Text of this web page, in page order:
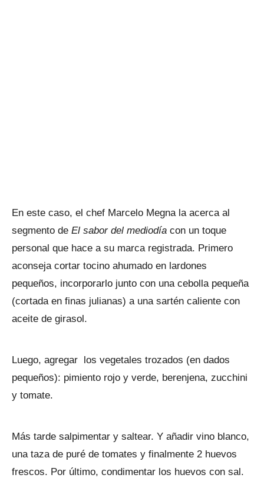
En este caso, el chef Marcelo Megna la acerca al
segmento de El sabor del mediodía con un toque
personal que hace a su marca registrada. Primero
aconseja cortar tocino ahumado en lardones
pequeños, incorporarlo junto con una cebolla pequeña
(cortada en finas julianas) a una sartén caliente con
aceite de girasol.
Luego, agregar los vegetales trozados (en dados
pequeños): pimiento rojo y verde, berenjena, zucchini
y tomate.
Más tarde salpimentar y saltear. Y añadir vino blanco,
una taza de puré de tomates y finalmente 2 huevos
frescos. Por último, condimentar los huevos con sal.